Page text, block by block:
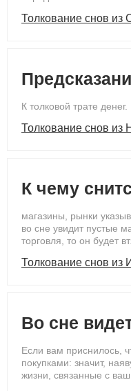
Толкование снов из
К толковой трате денег.
Толкование снов из
К чему
магазины, рынки
во сне увидит пустые
торговля, то он будет
Толкование снов из
Во сне
Если вам приснилось,
покупками: значит,
жизни, связанные с